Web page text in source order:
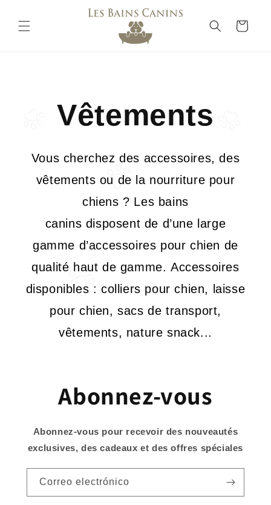
al contenido
Carrito
Vêtements
Vous cherchez des accessoires, des
vêtements ou de la nourriture pour
chiens ? Les bains
canins disposent de d’une large
gamme d’accessoires pour chien de
qualité haut de gamme. Accessoires
disponibles : colliers pour chien, laisse
pour chien, sacs de transport,
vêtements, nature snack...
Abonnez-vous
Abonnez-vous pour recevoir des nouveautés
exclusives, des cadeaux et des offres spéciales
Correo electrónico